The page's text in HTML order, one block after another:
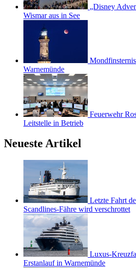
„Disney
Wismar aus in See
Warnemünde
Feuerwehr
Leitstelle in Betrieb
Neueste Artikel
Letzte Fahrt
Scandlines-Fähre wird verschrottet
Luxus-
Erstanlauf in Warnemünde